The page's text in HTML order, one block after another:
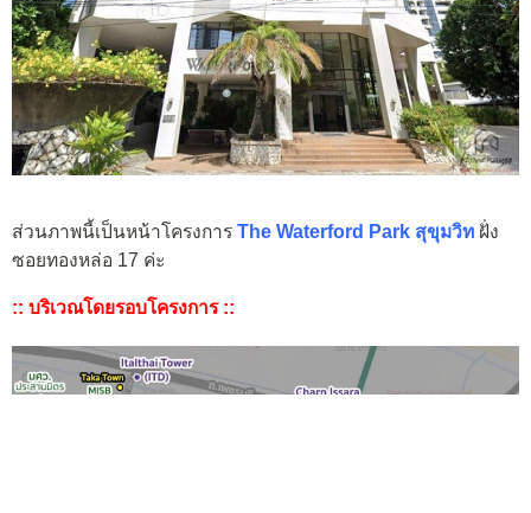
ส่วนภาพนี้เป็นหน้าโครงการ The Waterford Park สุขุมวิท ฝั่ง
ซอยทองหล่อ 17 ค่ะ
:: บริเวณโดยรอบโครงการ ::